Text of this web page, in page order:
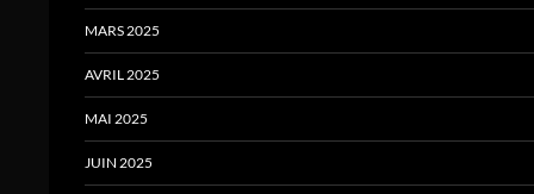
MARS 2025
AVRIL 2025
MAI 2025
JUIN 2025